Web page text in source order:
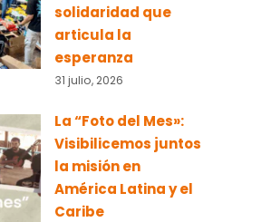
solidaridad que
articula la
esperanza
31 julio, 2026
La “Foto del Mes»:
Visibilicemos juntos
la misión en
América Latina y el
Caribe